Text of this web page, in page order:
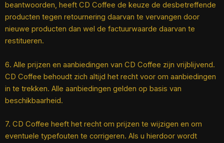
beantwoorden, heeft CD Coffee de keuze de desbetreffende
producten tegen retournering daarvan te vervangen door
nieuwe producten dan wel de factuurwaarde daarvan te
restitueren.
6. Alle prijzen en aanbiedingen van CD Coffee zijn vrijblijvend.
CD Coffee behoudt zich altijd het recht voor om aanbiedingen
in te trekken. Alle aanbiedingen gelden op basis van
beschikbaarheid.
7. CD Coffee heeft het recht om prijzen te wijzigen en om
eventuele typefouten te corrigeren. Als u hierdoor wordt